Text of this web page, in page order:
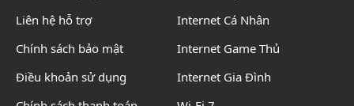
Liên hệ hỗ trợ
Chính sách bảo mật
Điều khoản sử dụng
Internet Cá Nhân
Internet Game Thủ
Internet Gia Đình